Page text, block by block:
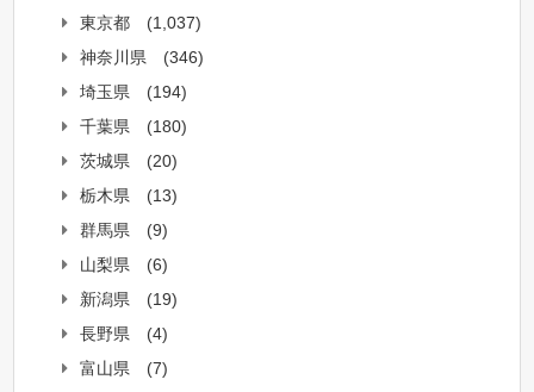
東京都
(1,037)
神奈川県
(346)
埼玉県
(194)
千葉県
(180)
茨城県
(20)
栃木県
(13)
群馬県
(9)
山梨県
(6)
新潟県
(19)
長野県
(4)
富山県
(7)